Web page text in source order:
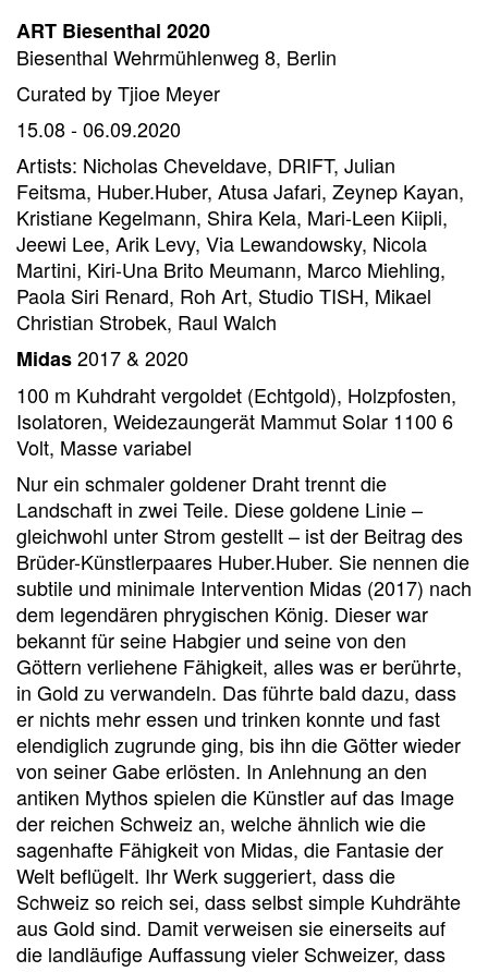
ART Biesenthal 2020
Biesenthal Wehrmühlenweg 8, Berlin
Curated by Tjioe Meyer
15.08 - 06.09.2020
Artists: Nicholas Cheveldave, DRIFT, Julian
Feitsma, Huber.Huber, Atusa Jafari, Zeynep Kayan,
Kristiane Kegelmann, Shira Kela, Mari-Leen Kiipli,
Jeewi Lee, Arik Levy, Via Lewandowsky, Nicola
Martini, Kiri-Una Brito Meumann, Marco Miehling,
Paola Siri Renard, Roh Art, Studio TISH, Mikael
Christian Strobek, Raul Walch
Midas2017 & 2020
100 m Kuhdraht vergoldet (Echtgold), Holzpfosten,
Isolatoren, Weidezaungerät Mammut Solar 1100 6
Volt, Masse variabel
Nur ein schmaler goldener Draht trennt die
Landschaft in zwei Teile. Diese goldene Linie –
gleichwohl unter Strom gestellt – ist der Beitrag des
Brüder-Künstlerpaares Huber.Huber. Sie nennen die
subtile und minimale Intervention Midas (2017) nach
dem legendären phrygischen König. Dieser war
bekannt für seine Habgier und seine von den
Göttern verliehene Fähigkeit, alles was er berührte,
in Gold zu verwandeln. Das führte bald dazu, dass
er nichts mehr essen und trinken konnte und fast
elendiglich zugrunde ging, bis ihn die Götter wieder
von seiner Gabe erlösten. In Anlehnung an den
antiken Mythos spielen die Künstler auf das Image
der reichen Schweiz an, welche ähnlich wie die
sagenhafte Fähigkeit von Midas, die Fantasie der
Welt beflügelt. Ihr Werk suggeriert, dass die
Schweiz so reich sei, dass selbst simple Kuhdrähte
aus Gold sind. Damit verweisen sie einerseits auf
die landläufige Auffassung vieler Schweizer, dass